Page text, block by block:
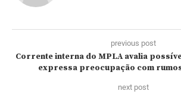
previous post
Corrente interna do MPLA avalia
expressa preocupação com
next post